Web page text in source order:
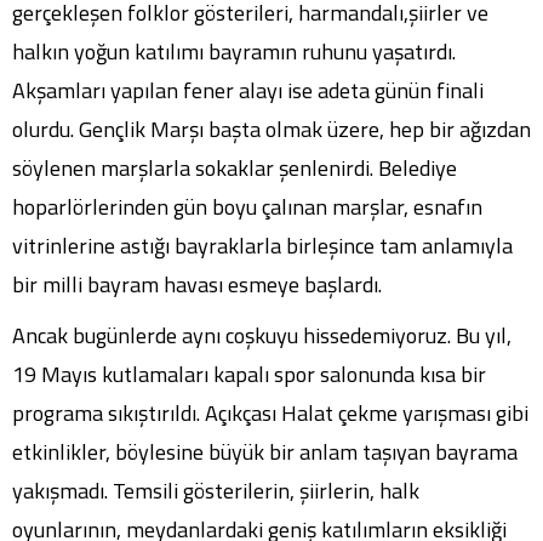
gerçekleşen folklor gösterileri, harmandalı,şiirler ve
halkın yoğun katılımı bayramın ruhunu yaşatırdı.
Akşamları yapılan fener alayı ise adeta günün finali
olurdu. Gençlik Marşı başta olmak üzere, hep bir ağızdan
söylenen marşlarla sokaklar şenlenirdi. Belediye
hoparlörlerinden gün boyu çalınan marşlar, esnafın
vitrinlerine astığı bayraklarla birleşince tam anlamıyla
bir milli bayram havası esmeye başlardı.
Ancak bugünlerde aynı coşkuyu hissedemiyoruz. Bu yıl,
19 Mayıs kutlamaları kapalı spor salonunda kısa bir
programa sıkıştırıldı. Açıkçası Halat çekme yarışması gibi
etkinlikler, böylesine büyük bir anlam taşıyan bayrama
yakışmadı. Temsili gösterilerin, şiirlerin, halk
oyunlarının, meydanlardaki geniş katılımların eksikliği